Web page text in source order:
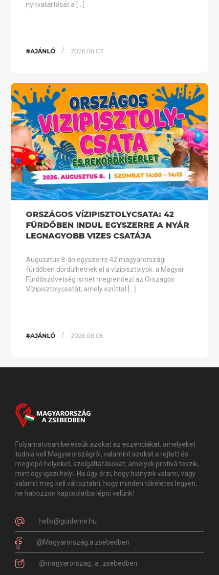
nyitvatartását a […]
#AJÁNLÓ / 2026.08.07.
ORSZÁGOS VÍZIPISZTOLYCSATA: 42
FÜRDŐBEN INDUL EGYSZERRE A NYÁR
LEGNAGYOBB VIZES CSATÁJA
Augusztus 8-án egyszerre 42 magyarországi
fürdőben dördülhetnek el a vízipisztolyok: a Magyar
Fürdőszövetség ismét megrendezi az Országos
Vízipisztolycsatát, amely ezúttal […]
#AJÁNLÓ / 2026.08.06.
Folyamatosan keressük azokat az eszenciákat, amelyeket
tudnia kell Magyarországról, valamint azokat a rejtett és
meglepő helyeket, szolgáltatásokat, amelyek profivá teszik,
mint egy igazi helyi. Ha úgy érzi, hogy hiányzik valami, vagy
valamit meg kell változtatni, hogy minden tökéletes legyen,
ne habozzon kapcsolatba lépni velünk!
hello@guideme.hu
@Magyarország.a.zsebedben
@magyarorszag_a_zsebedben